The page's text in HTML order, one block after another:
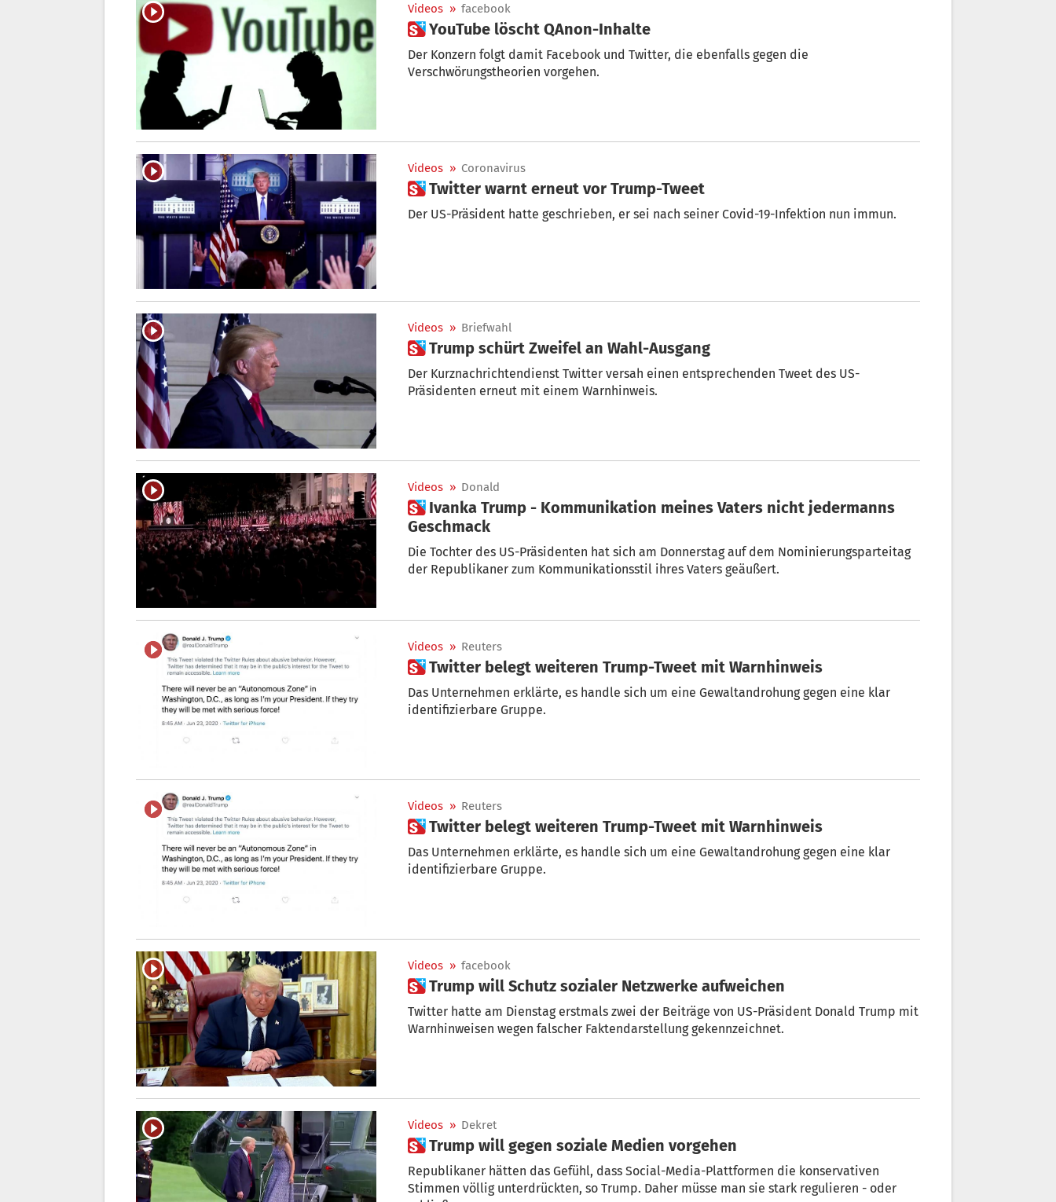
in den Morgen dauern könnte, so Biden. Aber er blicke optimistisch auf die
umkämpften Staaten Wisconsin, Michigan und Pennsylvania.
Videos » facebook
 YouTube löscht QAnon-Inhalte
Der Konzern folgt damit Facebook und Twitter, die ebenfalls gegen die
Verschwörungstheorien vorgehen.
Videos » Coronavirus
 Twitter warnt erneut vor Trump-Tweet
Der US-Präsident hatte geschrieben, er sei nach seiner Covid-19-Infektion nun immun.
Videos » Briefwahl
 Trump schürt Zweifel an Wahl-Ausgang
Der Kurznachrichtendienst Twitter versah einen entsprechenden Tweet des US-
Präsidenten erneut mit einem Warnhinweis.
Videos » Donald
 Ivanka Trump - Kommunikation meines Vaters nicht jedermanns
Geschmack
Die Tochter des US-Präsidenten hat sich am Donnerstag auf dem Nominierungsparteitag
der Republikaner zum Kommunikationsstil ihres Vaters geäußert.
Videos » Reuters
 Twitter belegt weiteren Trump-Tweet mit Warnhinweis
Das Unternehmen erklärte, es handle sich um eine Gewaltandrohung gegen eine klar
identifizierbare Gruppe.
Videos » Reuters
 Twitter belegt weiteren Trump-Tweet mit Warnhinweis
Das Unternehmen erklärte, es handle sich um eine Gewaltandrohung gegen eine klar
identifizierbare Gruppe.
Videos » facebook
 Trump will Schutz sozialer Netzwerke aufweichen
Twitter hatte am Dienstag erstmals zwei der Beiträge von US-Präsident Donald Trump mit
Warnhinweisen wegen falscher Faktendarstellung gekennzeichnet.
Videos » Dekret
 Trump will gegen soziale Medien vorgehen
Republikaner hätten das Gefühl, dass Social-Media-Plattformen die konservativen
Stimmen völlig unterdrückten, so Trump. Daher müsse man sie stark regulieren - oder